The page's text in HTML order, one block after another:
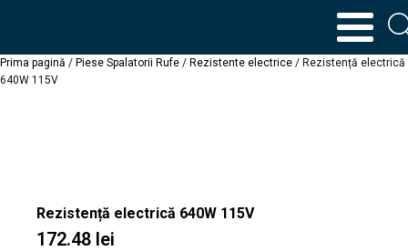
Prima pagină / Piese Spalatorii Rufe / Rezistente electrice / Rezistență electrică
640W 115V
Rezistență electrică 640W 115V
172.48 lei